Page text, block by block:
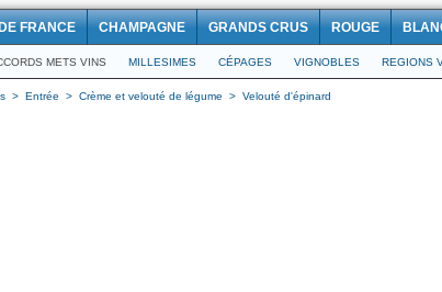
FRANCE CHAMPAGNE GRANDS CRUS ROUGE
METS VINS MILLESIMES CÉPAGES VIGNOBLES REGIONS
> Entrée > Crème et velouté de légume > Velouté d'épinard